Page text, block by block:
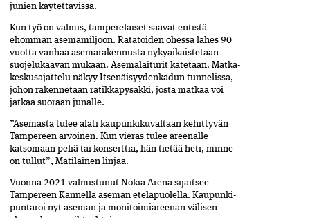
junien käytettävissä.
Kun työ on valmis, tamperelaiset saavat entistä­
ehomman asemamiljöön. Ratatöiden ohessa lähes 90
vuotta vanhaa asemarakennusta nykyaikaistetaan
suojelukaavan mukaan. Asemalaiturit katetaan. Matka­
keskusajattelu näkyy Itsenäisyydenkadun tunnelissa,
johon rakennetaan ratikkapysäkki, josta matkaa voi
jatkaa suoraan junalle.
”Asemasta tulee alati kaupunkikuvaltaan kehittyvän
Tampereen arvoinen. Kun vieras tulee areenalle
katsomaan peliä tai konserttia, hän tietää heti, minne
on tullut”, Matilainen linjaa.
Vuonna 2021 valmistunut Nokia Arena sijaitsee
Tampereen Kannella aseman eteläpuolella. Kaupunki­
puntaroi nyt aseman ja monitoimiareenan välisen ­